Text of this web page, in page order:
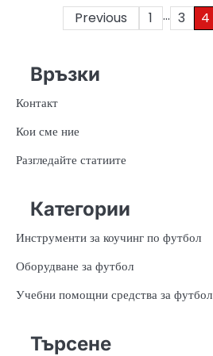
Previous 1 … 3 4
Връзки
Контакт
Кои сме ние
Разгледайте статиите
Категории
Инструменти за коучинг по футбол
Оборудване за футбол
Учебни помощни средства за футбол
Търсене